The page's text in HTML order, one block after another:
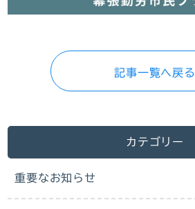
記事一覧へ戻る
カテゴリー
重要なお知らせ